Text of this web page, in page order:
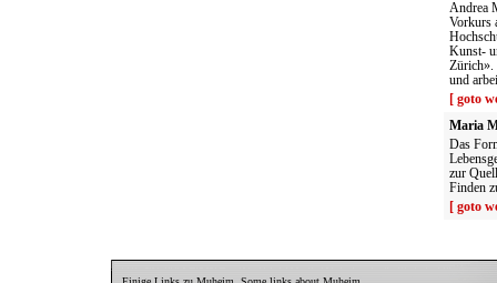
Andrea
Vorkurs
Kunst-
Zürich».
und
[ goto
Maria
Das
zur
Finden
[ goto